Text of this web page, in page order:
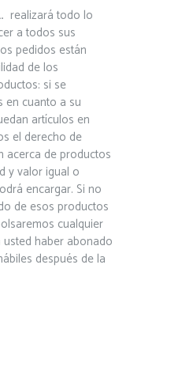
realizará todo lo
a todos sus
pedidos están
de los
si se
en cuanto a su
artículos en
el derecho de
acerca de productos
y valor igual o
encargar. Si no
de esos productos
cualquier
haber abonado
después de la